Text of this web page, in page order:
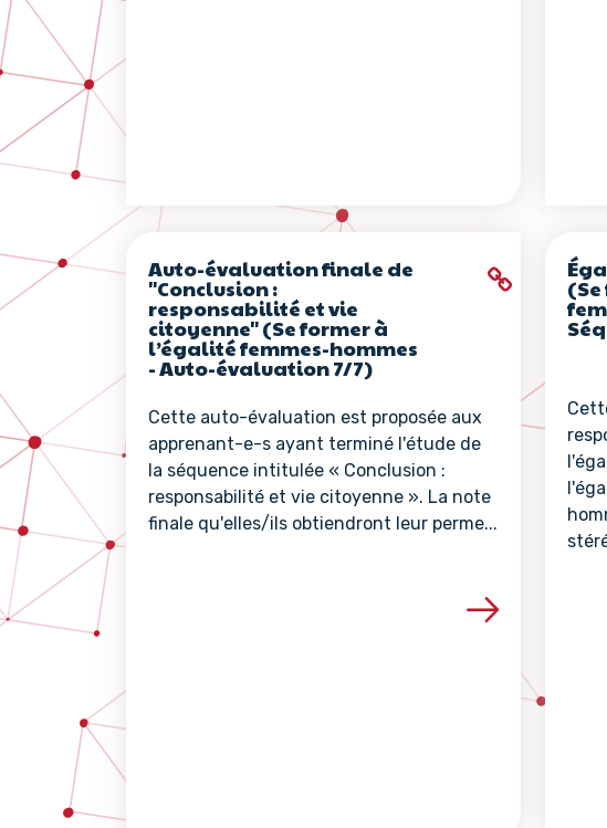
Auto-évaluation finale de
"Conclusion :
responsabilité et vie
citoyenne" (Se former à
l’égalité femmes-hommes
- Auto-évaluation 7/7)
Cette auto-évaluation est proposée aux
apprenant-e-s ayant terminé l'étude de
la séquence intitulée « Conclusion :
responsabilité et vie citoyenne ». La note
finale qu'elles/ils obtiendront leur perme...
Voir les détails de la ressource